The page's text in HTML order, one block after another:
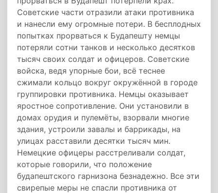
Советские части отразили атаки противника
и нанесли ему огромные потери. В бесплодных
попытках прорваться к Будапешту немцы
потеряли сотни танков и несколько десятков
тысяч своих солдат и офицеров. Советские
войска, ведя упорные бои, всё теснее
сжимали кольцо вокруг окружённой в городе
группировки противника. Немцы оказывает
яростное сопротивление. Они установили в
домах орудия и пулемёты, взорвали многие
здания, устроили завалы и баррикады, на
улицах расставили десятки тысяч мин.
Немецкие офицеры расстреливали солдат,
которые говорили, что положение
будапештского гарнизона безнадежно. Все эти
свирепые меры не спасли противника от